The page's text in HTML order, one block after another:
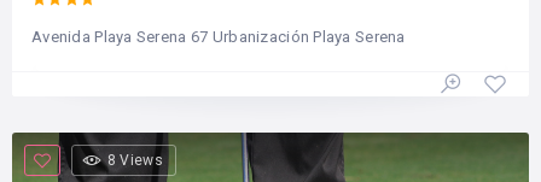
Avenida Playa Serena 67 Urbanización Playa Serena
8 Views